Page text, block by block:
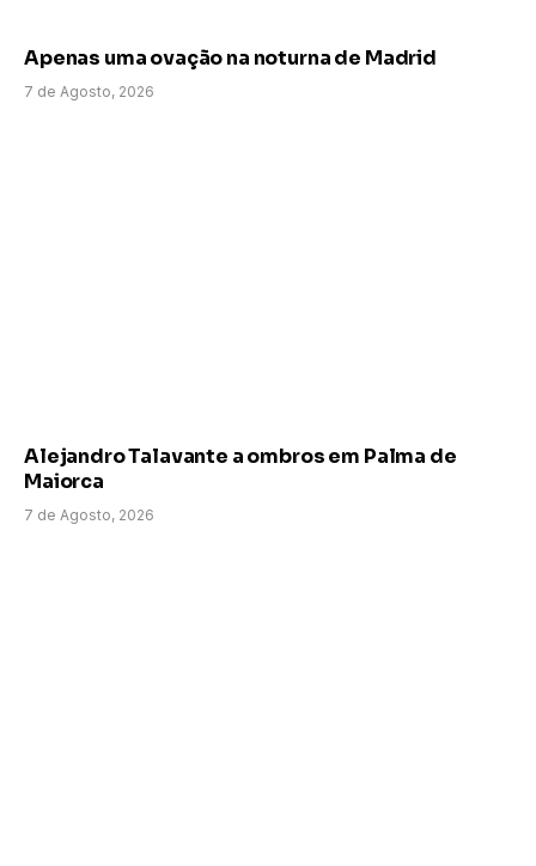
Apenas uma ovação na noturna de Madrid
7 de Agosto, 2026
Alejandro Talavante a ombros em Palma de
Maiorca
7 de Agosto, 2026